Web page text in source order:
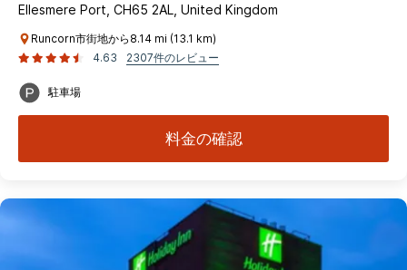
Ellesmere Port, CH65 2AL, United Kingdom
Runcorn市街地から8.14 mi (13.1 km)
4.63
2307件のレビュー
駐車場
料金の確認